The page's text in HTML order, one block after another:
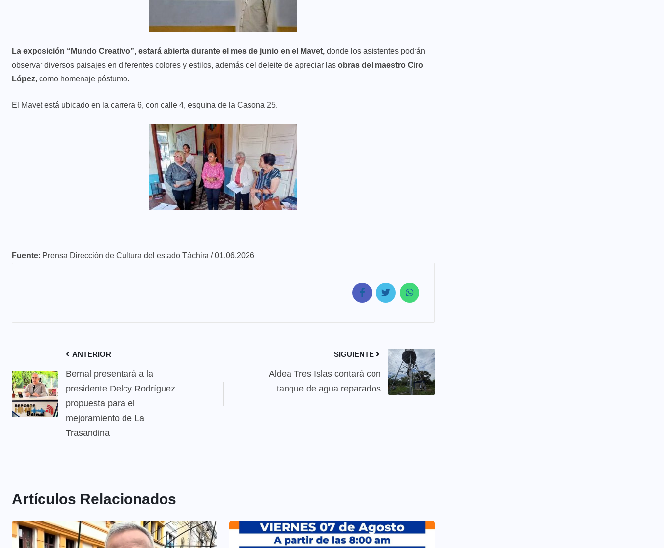
La exposición “Mundo Creativo”, estará abierta durante el mes de junio en el Mavet, donde los asistentes podrán
observar diversos paisajes en diferentes colores y estilos, además del deleite de apreciar las obras del maestro Ciro
López, como homenaje póstumo.
El Mavet está ubicado en la carrera 6, con calle 4, esquina de la Casona 25.
Fuente: Prensa Dirección de Cultura del estado Táchira / 01.06.2026
ANTERIOR
Bernal presentará a la
presidente Delcy Rodríguez
propuesta para el
mejoramiento de La
Trasandina
SIGUIENTE
Aldea Tres Islas contará con
tanque de agua reparados
Artículos Relacionados